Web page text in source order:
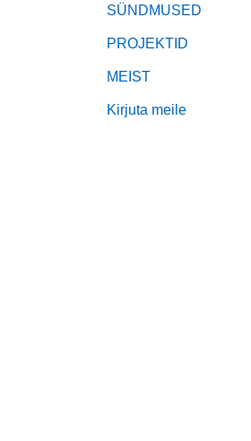
SÜNDMUSED
PROJEKTID
MEIST
Kirjuta meile